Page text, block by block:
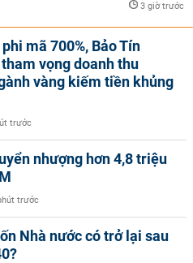
3 giờ trước
mã 700%, Bảo Tín
vọng doanh thu
vàng kiếm tiền khủng
trước
nhượng hơn 4,8 triệu
trước
Nhà nước có trở lại sau